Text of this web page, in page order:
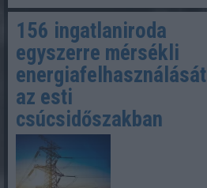
156 ingatlaniroda
egyszerre mérsékli
energiafelhasználását
az esti
csúcsidőszakban